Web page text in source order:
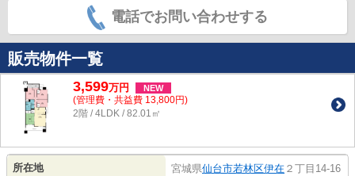
電話でお問い合わせする
販売物件一覧
3,599万円 NEW
(管理費・共益費 13,800円)
2階 / 4LDK / 82.01㎡
所在地 宮城県仙台市若林区伊在 ２丁目14-16